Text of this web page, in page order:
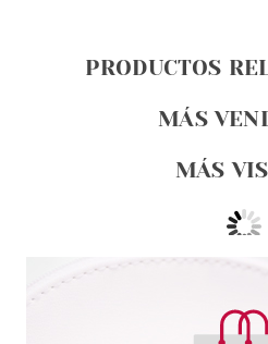
PRODUCTOS
MÁS
MÁS